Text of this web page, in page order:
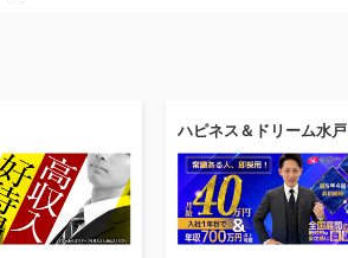
ハピネス＆ドリーム水戸